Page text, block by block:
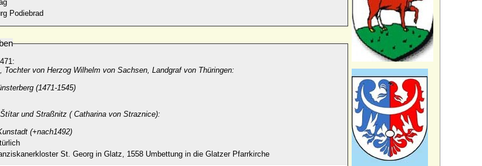
Podiebrad
Tochter von Herzog Wilhelm von Sachsen, Landgraf von Thüringen:
(1471-1545)
und Straßnitz ( Catharina von Straznice):
(+nach1492)
St. Georg in Glatz, 1558 Umbettung in die Glatzer Pfarrkirche